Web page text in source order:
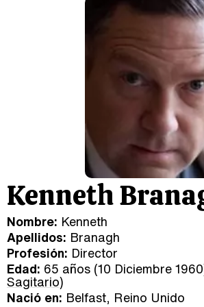
Kenneth
Nombre: Kenneth
Apellidos: Branagh
Profesión: Director
Edad: 65 años (10 Diciembre
Sagitario)
Nació en: Belfast, Reino Unido